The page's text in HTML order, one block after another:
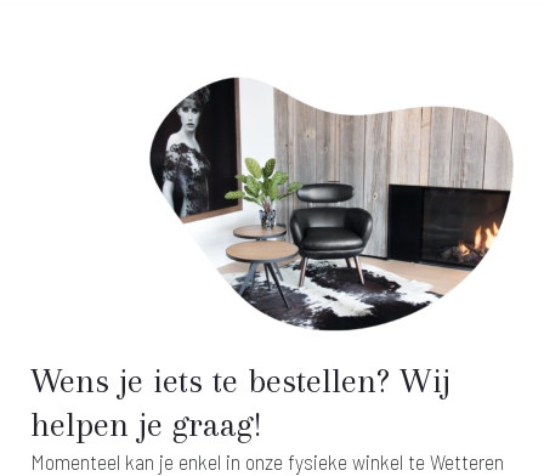
Wens je iets te bestellen? Wij
helpen je graag!
Momenteel kan je enkel in onze fysieke winkel te Wetteren